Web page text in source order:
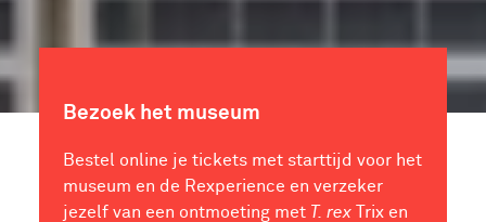
Bezoek het museum
Bestel online je tickets met starttijd voor het
museum en de Rexperience en verzeker
jezelf van een ontmoeting met T. rex Trix en